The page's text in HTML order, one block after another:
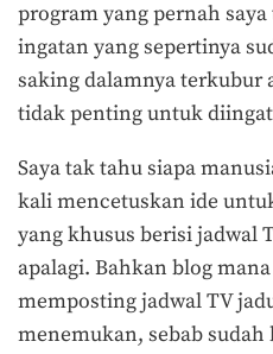
program yang pernah
ingatan yang sepertinya
saking dalamnya terkubur
tidak penting untuk
Saya tak tahu siapa
kali mencetuskan ide
yang khusus berisi jadwal
apalagi. Bahkan blog
memposting jadwal TV
menemukan, sebab sudah